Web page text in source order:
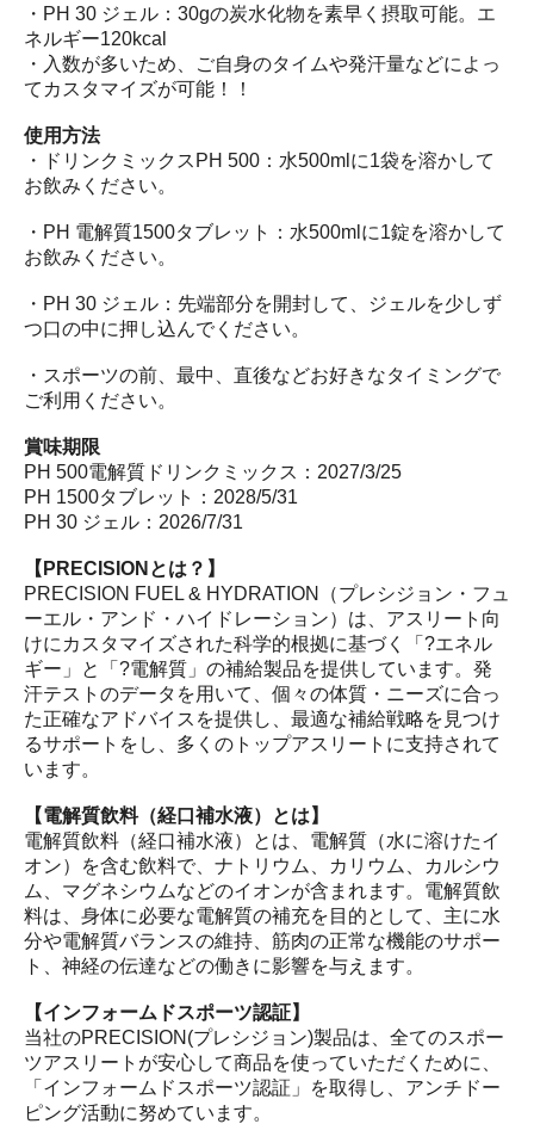
・PH 30 ジェル：30gの炭水化物を素早く摂取可能。エ
ネルギー120kcal
・入数が多いため、ご自身のタイムや発汗量などによっ
てカスタマイズが可能！！
使用方法
・ドリンクミックスPH 500：水500mlに1袋を溶かして
お飲みください。
・PH 電解質1500タブレット：水500mlに1錠を溶かして
お飲みください。
・PH 30 ジェル：先端部分を開封して、ジェルを少しず
つ口の中に押し込んでください。
・スポーツの前、最中、直後などお好きなタイミングで
ご利用ください。
賞味期限
PH 500電解質ドリンクミックス：2027/3/25
PH 1500タブレット：2028/5/31
PH 30 ジェル：2026/7/31
【PRECISIONとは？】
PRECISION FUEL & HYDRATION（プレシジョン・フュ
ーエル・アンド・ハイドレーション）は、アスリート向
けにカスタマイズされた科学的根拠に基づく「?エネル
ギー」と「?電解質」の補給製品を提供しています。発
汗テストのデータを用いて、個々の体質・ニーズに合っ
た正確なアドバイスを提供し、最適な補給戦略を見つけ
るサポートをし、多くのトップアスリートに支持されて
います。
【電解質飲料（経口補水液）とは】
電解質飲料（経口補水液）とは、電解質（水に溶けたイ
オン）を含む飲料で、ナトリウム、カリウム、カルシウ
ム、マグネシウムなどのイオンが含まれます。電解質飲
料は、身体に必要な電解質の補充を目的として、主に水
分や電解質バランスの維持、筋肉の正常な機能のサポー
ト、神経の伝達などの働きに影響を与えます。
【インフォームドスポーツ認証】
当社のPRECISION(プレシジョン)製品は、全てのスポー
ツアスリートが安心して商品を使っていただくために、
「インフォームドスポーツ認証」を取得し、アンチドー
ピング活動に努めています。